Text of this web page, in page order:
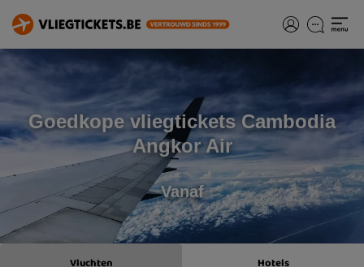
Goedkope vliegtickets Cambodia
Angkor Air
Vanaf